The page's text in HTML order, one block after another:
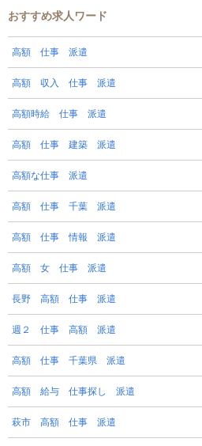
おすすめ求人ワード
高額 仕事 派遣
高額 収入 仕事 派遣
高額時給 仕事 派遣
高額 仕事 建築 派遣
高額な仕事 派遣
高額 仕事 千葉 派遣
高額 仕事 情報 派遣
高額 女 仕事 派遣
長野 高額 仕事 派遣
週２ 仕事 高額 派遣
高額 仕事 千葉県 派遣
高額 給与 仕事探し 派遣
萩市 高額 仕事 派遣